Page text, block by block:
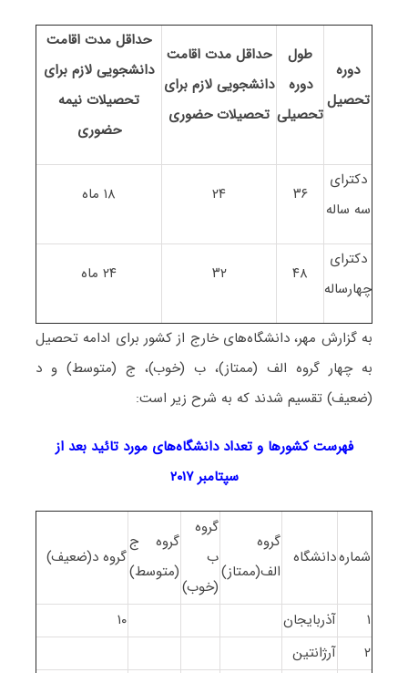
دوره
تحصیل
طول
دوره
تحصیلی
حداقل مدت اقامت
دانشجویی لازم برای
تحصیلات حضوری
حداقل مدت اقامت
دانشجویی لازم برای
تحصیلات نیمه
حضوری
دکترای
سه ساله
۳۶ ۲۴ ۱۸ ماه
دکترای
چهارساله
۴۸ ۳۲ ۲۴ ماه
به گزارش مهر، دانشگاه‌های خارج از کشور برای ادامه تحصیل
به چهار گروه الف (ممتاز)، ب (خوب)، ج (متوسط) و د
(ضعیف) تقسیم شدند که به شرح زیر است:
فهرست کشورها و تعداد دانشگاه‌های مورد تائید بعد از
سپتامبر ۲۰۱۷
شمارهدانشگاه
گروه
الف(ممتاز)
گروه
ب
(خوب)
گروه ج
(متوسط)
گروه د(ضعیف)
۱ آذربایجان
۱۰
۲
آرژانتین